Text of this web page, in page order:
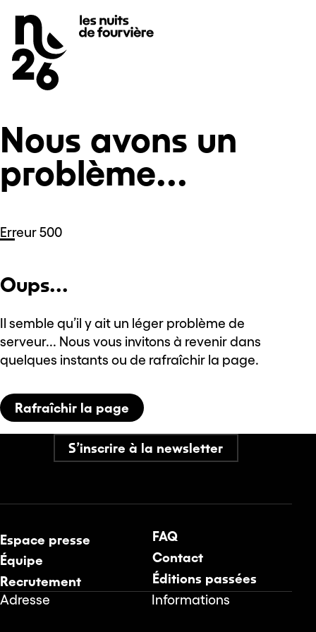
Se rendre au
Contenu principal
Pied de page
Nous avons un
problème...
Erreur 500
Oups...
Il semble qu’il y ait un léger problème de
serveur... Nous vous invitons à revenir dans
quelques instants ou de rafraîchir la page.
Rafraîchir la page
S’inscrire à la newsletter
Espace presse
Équipe
Recrutement
FAQ
Contact
Éditions passées
Adresse Informations